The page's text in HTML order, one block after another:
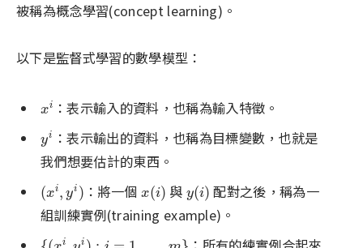
被稱為概念學習(concept learning)。
以下是監督式學習的數學模型：
xi
xi ：表示輸入的資料，也稱為輸入特徵。
yi
yi ：表示輸出的資料，也稱為目標變數，也就是
我們想要估計的東西。
(xi , yi )
(xi,yi) ：將一個 x(i)
x(i) 與 y(i)
y(i) 配對之後，稱為一
組訓練實例(training example)。
i i